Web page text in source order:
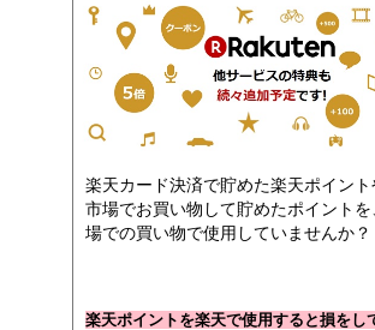
楽天カード決済で貯めた楽天ポイント
市場でお買い物して貯めたポイント
場での買い物で使用していませんか？
楽天ポイントを楽天で使用すると損をし